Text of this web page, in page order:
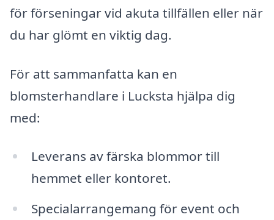
för förseningar vid akuta tillfällen eller när
du har glömt en viktig dag.
För att sammanfatta kan en
blomsterhandlare i Lucksta hjälpa dig
med:
Leverans av färska blommor till
hemmet eller kontoret.
Specialarrangemang för event och